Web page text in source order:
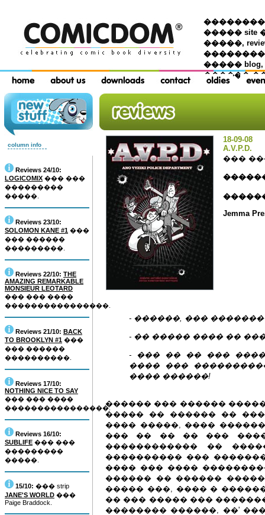
���������
����� site
�����,
����� blog,
������
column info
Reviews 24/10:
LOGICOMIX ��� ���
���������
�����.
Reviews 23/10:
SOLOMON KANE #1 ���
��� ������
���������.
Reviews 22/10: THE
AMAZING REMARKABLE
MONSIEUR LEOTARD
��� ��� ����
����������������.
Reviews 21/10: BACK
TO BROOKLYN #1 ���
��� ������
����������.
Reviews 17/10:
NOTHING NICE TO SAY
��� ��� ����
����������������.
Reviews 16/10:
SUBLIFE ��� ���
���������
�����.
15/10: ��� strip
JANE'S WORLD ���
Paige Braddock.
18-09-08
A.V.P.D.
���
Jemma
- ������, ���
- �� ����� ���� ��
- ��� �� �� ���
���� ���
���� ������!
������ ��� ������
����� �� ������ ��
���� �����, ����
��� �� �� �� ���
������������ ��
���������� ���
���� ��� ����
������ �� ������
����� ���, ���� �
�� ��� ����� ���
�������� ������, ��'